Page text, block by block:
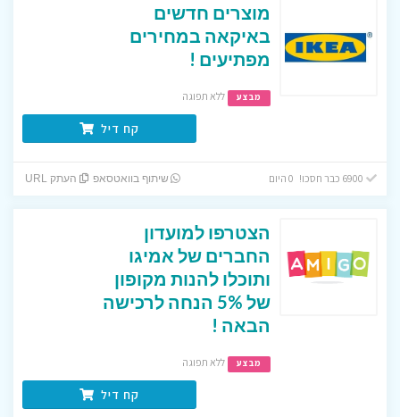
מוצרים חדשים
באיקאה במחירים
מפתיעים !
מבצע ללא תפוגה
קח דיל
שיתוף בוואטסאפ העתק URL
הצטרפו למועדון
החברים של אמיגו
ותוכלו להנות מקופון
של 5% הנחה לרכישה
הבאה !
מבצע ללא תפוגה
קח דיל